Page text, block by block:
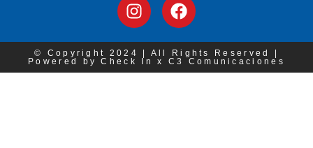
© Copyright 2024 | All Rights Reserved |
Powered by Check In x C3 Comunicaciones